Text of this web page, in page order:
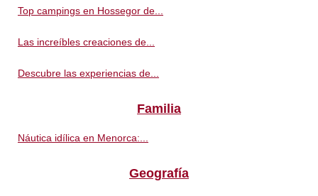
Top campings en Hossegor de...
Las increíbles creaciones de...
Descubre las experiencias de...
Familia
Náutica idílica en Menorca:...
Geografía